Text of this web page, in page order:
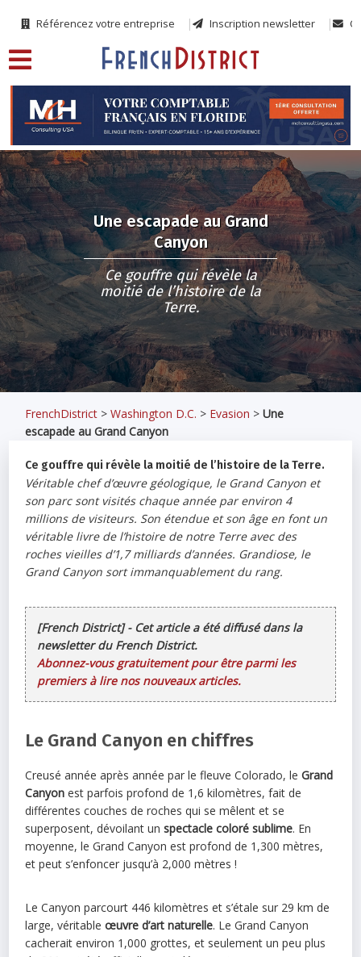
Référencez votre entreprise Inscription newsletter
Une escapade au Grand
Canyon
Ce gouffre qui révèle la
moitié de l’histoire de la
Terre.
FrenchDistrict >Washington D.C. > Evasion >Une
escapade au Grand Canyon
Ce gouffre qui révèle la moitié de l’histoire de la Terre.
Véritable chef d’œuvre géologique, le Grand Canyon et
son parc sont visités chaque année par environ 4
millions de visiteurs. Son étendue et son âge en font un
véritable livre de l’histoire de notre Terre avec des
roches vieilles d’1,7 milliards d’années. Grandiose, le
Grand Canyon sort immanquablement du rang.
[French District] - Cet article a été diffusé dans la
newsletter du French District.
Abonnez-vous gratuitement pour être parmi les
premiers à lire nos nouveaux articles.
Le Grand Canyon en chiffres
Creusé année après année par le fleuve Colorado, le Grand
Canyon est parfois profond de 1,6 kilomètres, fait de
différentes couches de roches qui se mêlent et se
superposent, dévoilant unspectacle coloré sublime. En
moyenne, le Grand Canyon est profond de 1,300 mètres,
et peut s’enfoncer jusqu’à 2,000 mètres !
Le Canyon parcourt 446 kilomètres et s’étale sur 29 km de
large, véritableœuvre d’art naturelle. Le Grand Canyon
cacherait environ 1,000 grottes, et seulement un peu plus